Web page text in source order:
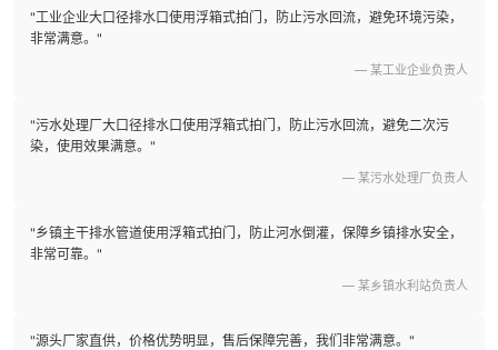
"工业企业大口径排水口使用浮箱式拍门，防止污水回流，避免环境污染，
非常满意。"
— 某工业企业负责人
"污水处理厂大口径排水口使用浮箱式拍门，防止污水回流，避免二次污
染，使用效果满意。"
— 某污水处理厂负责人
"乡镇主干排水管道使用浮箱式拍门，防止河水倒灌，保障乡镇排水安全，
非常可靠。"
— 某乡镇水利站负责人
"源头厂家直供，价格优势明显，售后保障完善，我们非常满意。"